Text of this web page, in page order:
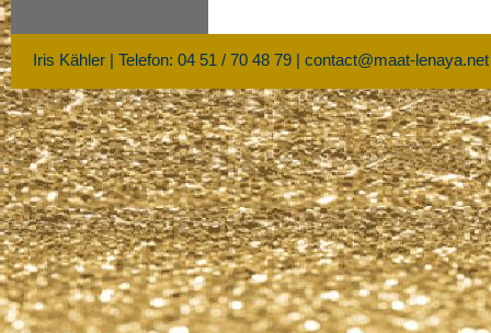
Iris Kähler | Telefon: 04 51 / 70 48 79 | contact@maat-lenaya.net